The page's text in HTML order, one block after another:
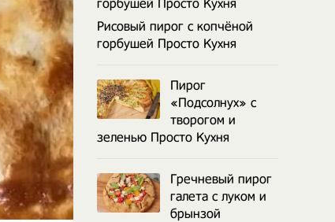
Рисовый пирог с копчёной
горбушей Просто Кухня
Пирог
«Подсолнух» с
творогом и
зеленью Просто Кухня
Гречневый пирог
галета с луком и
брынзой